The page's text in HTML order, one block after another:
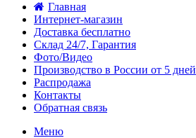
Главная
Интернет-магазин
Доставка бесплатно
Склад 24/7, Гарантия
Фото/Видео
Производство в России от 5 дней
Распродажа
Контакты
Обратная связь
Меню